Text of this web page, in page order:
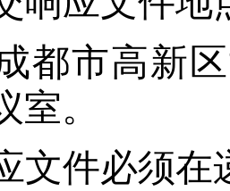
都市高新
室。
文件必须在